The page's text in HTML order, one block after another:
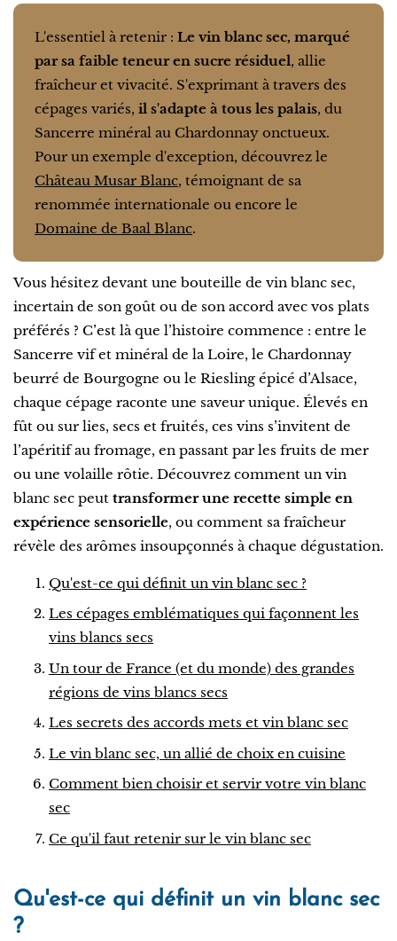
L'essentiel à retenir : Le vin blanc sec, marqué
par sa faible teneur en sucre résiduel, allie
fraîcheur et vivacité. S'exprimant à travers des
cépages variés, il s'adapte à tous les palais, du
Sancerre minéral au Chardonnay onctueux.
Pour un exemple d'exception, découvrez le
Château Musar Blanc, témoignant de sa
renommée internationale ou encore le
Domaine de Baal Blanc.
Vous hésitez devant une bouteille de vin blanc sec,
incertain de son goût ou de son accord avec vos plats
préférés ? C’est là que l’histoire commence : entre le
Sancerre vif et minéral de la Loire, le Chardonnay
beurré de Bourgogne ou le Riesling épicé d’Alsace,
chaque cépage raconte une saveur unique. Élevés en
fût ou sur lies, secs et fruités, ces vins s’invitent de
l’apéritif au fromage, en passant par les fruits de mer
ou une volaille rôtie. Découvrez comment un vin
blanc sec peut transformer une recette simple en
expérience sensorielle, ou comment sa fraîcheur
révèle des arômes insoupçonnés à chaque dégustation.
Qu'est-ce qui définit un vin blanc sec ?
Les cépages emblématiques qui façonnent les
vins blancs secs
Un tour de France (et du monde) des grandes
régions de vins blancs secs
Les secrets des accords mets et vin blanc sec
Le vin blanc sec, un allié de choix en cuisine
Comment bien choisir et servir votre vin blanc
sec
Ce qu'il faut retenir sur le vin blanc sec
Qu'est-ce qui définit un vin blanc sec
?